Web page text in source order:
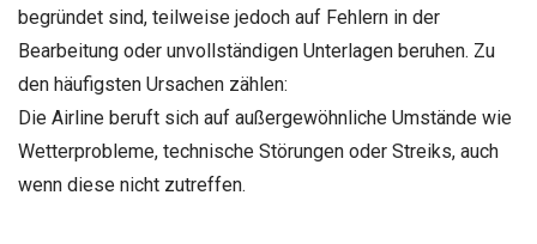
begründet sind, teilweise jedoch auf Fehlern in der
Bearbeitung oder unvollständigen Unterlagen beruhen. Zu
den häufigsten Ursachen zählen:
Die Airline beruft sich auf außergewöhnliche Umstände wie
Wetterprobleme, technische Störungen oder Streiks, auch
wenn diese nicht zutreffen.